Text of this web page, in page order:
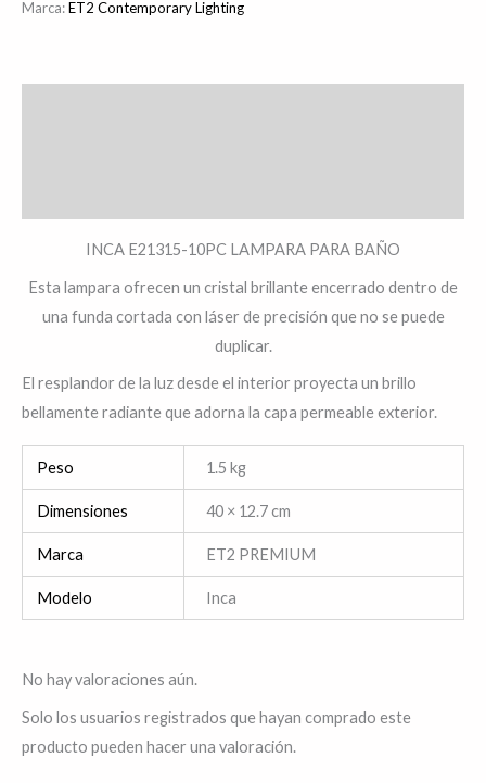
Marca:ET2 Contemporary Lighting
INCA E21315-10PC LAMPARA PARA BAÑO
Esta lampara ofrecen un cristal brillante encerrado dentro de
una funda cortada con láser de precisión que no se puede
duplicar.
El resplandor de la luz desde el interior proyecta un brillo
bellamente radiante que adorna la capa permeable exterior.
Peso 1.5 kg
Dimensiones 40 × 12.7 cm
Marca ET2 PREMIUM
Modelo Inca
No hay valoraciones aún.
Solo los usuarios registrados que hayan comprado este
producto pueden hacer una valoración.